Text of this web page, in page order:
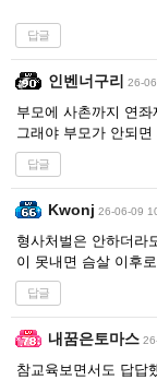
답글
인벤너구리 26-
부모에 사촌까지 연
그래야 부모가 안되면
답글
Kwonj 26-06-09
형사처벌은 안하더라
이 못내면 슴살 이후
답글
내꿈은토마스
참교육보면서도 답답